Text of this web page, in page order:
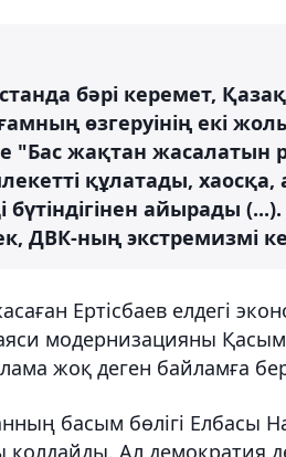
бәрі керемет,
өзгеруінің екі
"Бас жақтан жасалатын
құлатады,
бүтіндігінен айырады
ДВК-ның экстремизмі
Ертісбаев елдегі
модернизацияны
жоқ деген байламға
басым бөлігі Елбасы
Ал демократия